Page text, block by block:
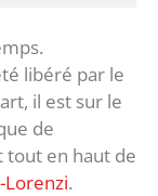
libéré par le
il est sur le
de
tout en haut de
.